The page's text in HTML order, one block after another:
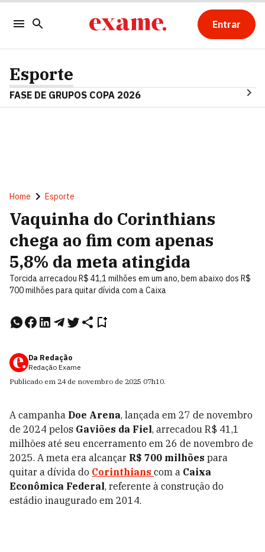
Entrar
Esporte
FASE DE GRUPOS COPA 2026
Home Esporte
Vaquinha do Corinthians
chega ao fim com apenas
5,8% da meta atingida
Torcida arrecadou R$ 41,1 milhões em um ano, bem abaixo dos R$
700 milhões para quitar dívida com a Caixa
Da Redação
Redação Exame
Publicado em 24 de novembro de 2025 07h10.
A campanha Doe Arena, lançada em 27 de novembro
de 2024 pelos Gaviões da Fiel, arrecadou R$ 41,1
milhões até seu encerramento em 26 de novembro de
2025. A meta era alcançar R$ 700 milhões para
quitar a dívida do Corinthians com a Caixa
Econômica Federal, referente à construção do
estádio inaugurado em 2014.